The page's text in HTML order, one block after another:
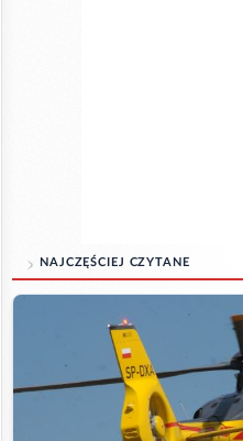
NAJCZĘŚCIEJ CZYTANE